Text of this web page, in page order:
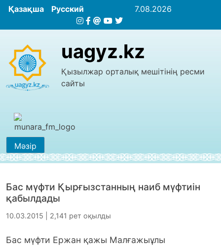
Қазақша Русский 7.08.2026
uagyz.kz
Қызылжар орталық мешітінің ресми
сайты
Мәзір
Бас мүфти Қырғызстанның наиб мүфтиін
қабылдады
10.03.2015 | 2,141 рет оқылды
Бас мүфти Ержан қажы Малғажыұлы